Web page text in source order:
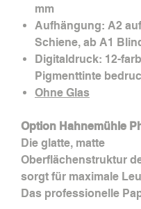
mm
Aufhängung: A2
Schiene, ab A1
Digitaldruck: 12-
Pigmenttinte
Ohne Glas
Option Hahnemühle
Die glatte, matte
Oberflächenstruktur
sorgt für maximale
Das professionelle